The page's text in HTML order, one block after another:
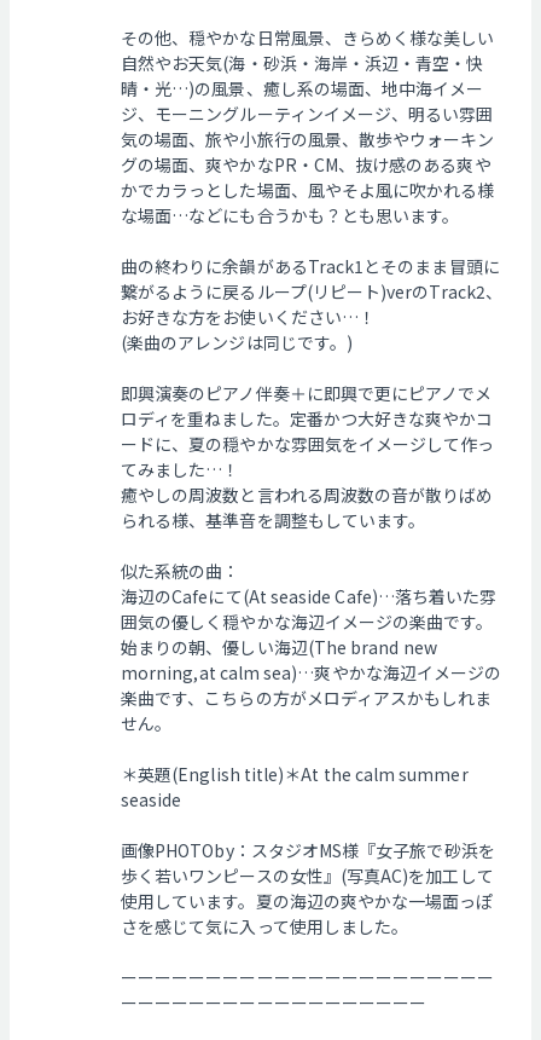
その他、穏やかな日常風景、きらめく様な美しい
自然やお天気(海・砂浜・海岸・浜辺・青空・快
晴・光…)の風景、癒し系の場面、地中海イメー
ジ、モーニングルーティンイメージ、明るい雰囲
気の場面、旅や小旅行の風景、散歩やウォーキン
グの場面、爽やかなPR・CM、抜け感のある爽や
かでカラっとした場面、風やそよ風に吹かれる様
な場面…などにも合うかも？とも思います。
曲の終わりに余韻があるTrack1とそのまま冒頭に
繋がるように戻るループ(リピート)verのTrack2、
お好きな方をお使いください…！
(楽曲のアレンジは同じです。)
即興演奏のピアノ伴奏＋に即興で更にピアノでメ
ロディを重ねました。定番かつ大好きな爽やかコ
ードに、夏の穏やかな雰囲気をイメージして作っ
てみました…！
癒やしの周波数と言われる周波数の音が散りばめ
られる様、基準音を調整もしています。
似た系統の曲：
海辺のCafeにて(At seaside Cafe)…落ち着いた雰
囲気の優しく穏やかな海辺イメージの楽曲です。
始まりの朝、優しい海辺(The brand new
morning,at calm sea)…爽やかな海辺イメージの
楽曲です、こちらの方がメロディアスかもしれま
せん。
＊英題(English title)＊At the calm summer
seaside
画像PHOTOby：スタジオMS様『女子旅で砂浜を
歩く若いワンピースの女性』(写真AC)を加工して
使用しています。夏の海辺の爽やかな一場面っぽ
さを感じて気に入って使用しました。
ーーーーーーーーーーーーーーーーーーーーーー
ーーーーーーーーーーーーーーーーーー